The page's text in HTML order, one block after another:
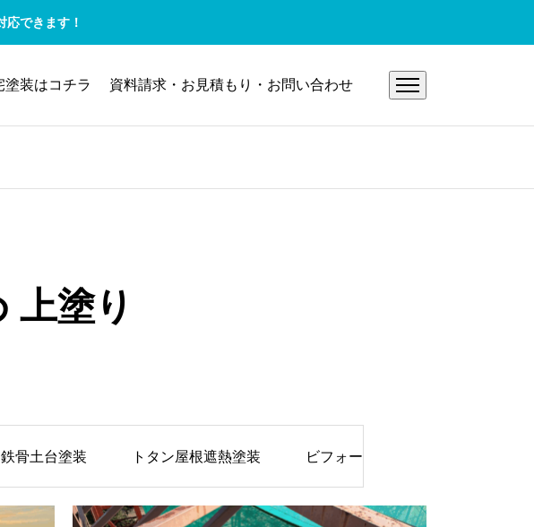
応できます！
塗装はコチラ 資料請求・お見積もり・お問い合わせ
上塗り
骨土台塗装 トタン屋根遮熱塗装 ビフォー・アフター